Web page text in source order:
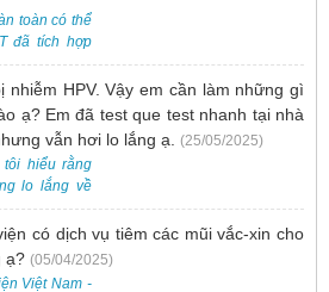
toàn có thể
đã tích hợp
khi đến
mang theo
nhiễm HPV. Vậy em cần làm những gì
ạ? Em đã test que test nhanh tại nhà
vẫn hơi lo lắng ạ. (25/05/2025)
tôi hiểu rằng
lo lắng về
Tại Bệnh
Điển Uông
các dịch
xét nghiệm
có dịch vụ tiêm các mũi vắc-xin cho
ạ? (05/04/2025)
Việt Nam -